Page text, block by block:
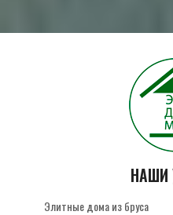
НАШИ
Элитные дома из бруса